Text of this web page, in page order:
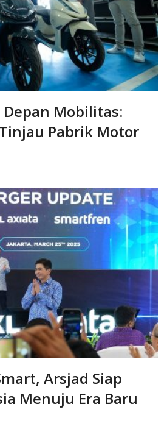
Mobilitas:
Pabrik Motor
Arsjad Siap
Menuju Era Baru